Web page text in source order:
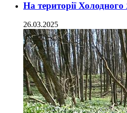
На території Холодного
26.03.2025